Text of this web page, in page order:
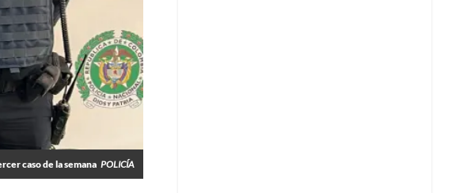
caso de la semana POLICÍA